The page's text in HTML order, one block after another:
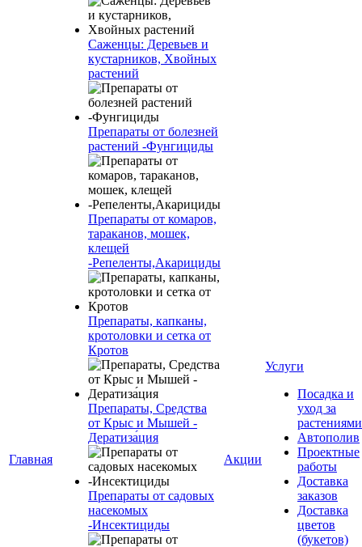
Главная
Саженцы: Деревьев и
кустарников, Хвойных
растений
Препараты от болезней
растений -Фунгициды
Препараты от комаров,
тараканов, мошек,
клещей
-Репеленты,Акарициды
Препараты, капканы,
кротоловки и сетка от
Кротов
Препараты, Средства
от Крыс и Мышей -
Дератиза́ция
Препараты от садовых
насекомых
-Инсектициды
Акции
Услуги
Посадка и
уход за
растениями
Автополив
Проектные
работы
Доставка
заказов
Доставка
цветов
(букетов)